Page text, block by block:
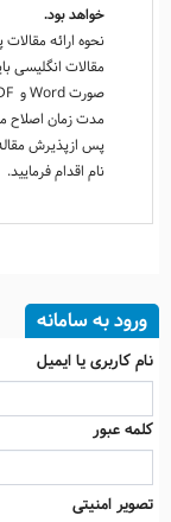
خواهد بود.
نحوه ارائه
مقالات انگلیسی
صورت Word و PDF ارسال نمایید.
مدت زمان اصلاح مقالات
پس ازپذیرش
نام اقدام فرمایید.
ورود به سامانه
نام کاربری یا ایمیل
کلمه عبور
تصویر امنیتی